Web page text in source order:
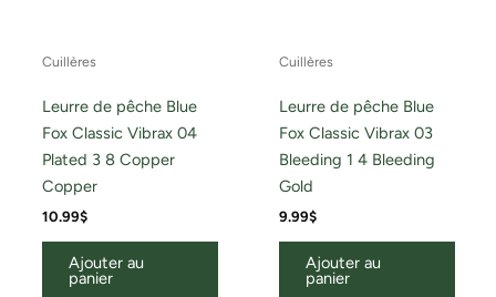
Cuillères
Leurre de pêche Blue
Fox Classic Vibrax 04
Plated 3 8 Copper
Copper
10.99$
Ajouter au
panier
Cuillères
Leurre de pêche Blue
Fox Classic Vibrax 03
Bleeding 1 4 Bleeding
Gold
9.99$
Ajouter au
panier